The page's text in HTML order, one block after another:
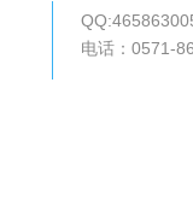
电话：0571-